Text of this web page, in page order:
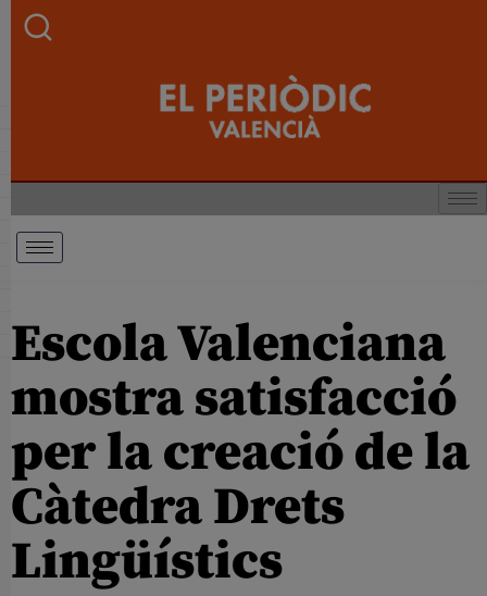
Escola Valenciana
mostra satisfacció
per la creació de la
Càtedra Drets
Lingüístics